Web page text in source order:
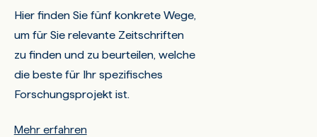
Hier finden Sie fünf konkrete Wege,
um für Sie relevante Zeitschriften
zu finden und zu beurteilen, welche
die beste für Ihr spezifisches
Forschungsprojekt ist.
Mehr erfahren